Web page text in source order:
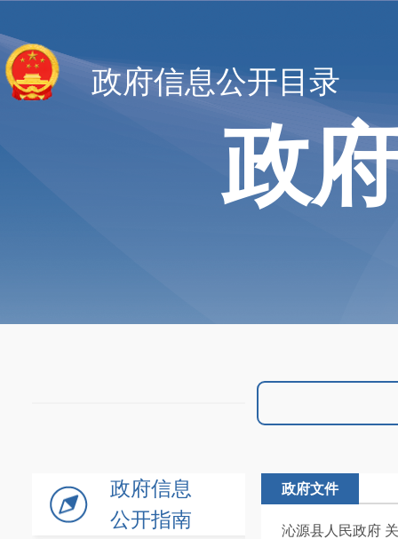
政府信息公开目录
政
政府信息
公开指南
政府文件
沁源县人民政府